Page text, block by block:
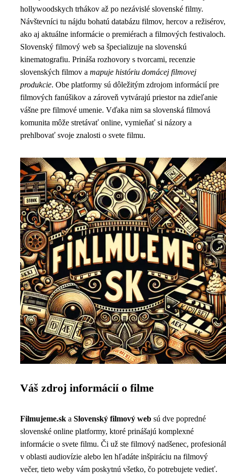
hollywoodskych trhákov až po nezávislé slovenské filmy.
Návštevníci tu nájdu bohatú databázu filmov, hercov a režisérov,
ako aj aktuálne informácie o premiérach a filmových festivaloch.
Slovenský filmový web sa špecializuje na slovenskú
kinematografiu. Prináša rozhovory s tvorcami, recenzie
slovenských filmov a mapuje históriu domácej filmovej
produkcie. Obe platformy sú dôležitým zdrojom informácií pre
filmových fanúšikov a zároveň vytvárajú priestor na zdieľanie
vášne pre filmové umenie. Vďaka nim sa slovenská filmová
komunita môže stretávať online, vymieňať si názory a
prehlbovať svoje znalosti o svete filmu.
Váš zdroj informácií o filme
Filmujeme.sk a Slovenský filmový web sú dve popredné
slovenské online platformy, ktoré prinášajú komplexné
informácie o svete filmu. Či už ste filmový nadšenec, profesionál
v oblasti audiovízie alebo len hľadáte inšpiráciu na filmový
večer, tieto weby vám poskytnú všetko, čo potrebujete vedieť.